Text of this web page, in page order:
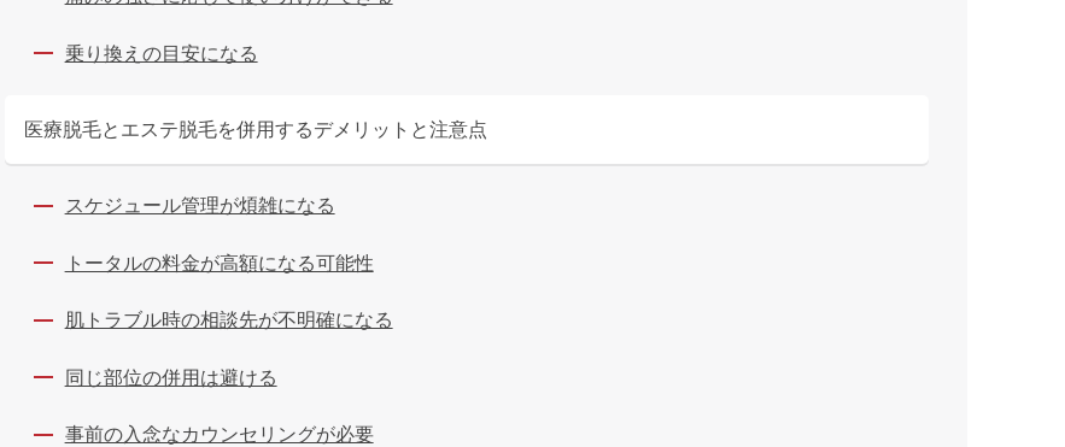
乗り換えの目安になる
医療脱毛とエステ脱毛を併用するデメリットと注意点
スケジュール管理が煩雑になる
トータルの料金が高額になる可能性
肌トラブル時の相談先が不明確になる
同じ部位の併用は避ける
事前の入念なカウンセリングが必要